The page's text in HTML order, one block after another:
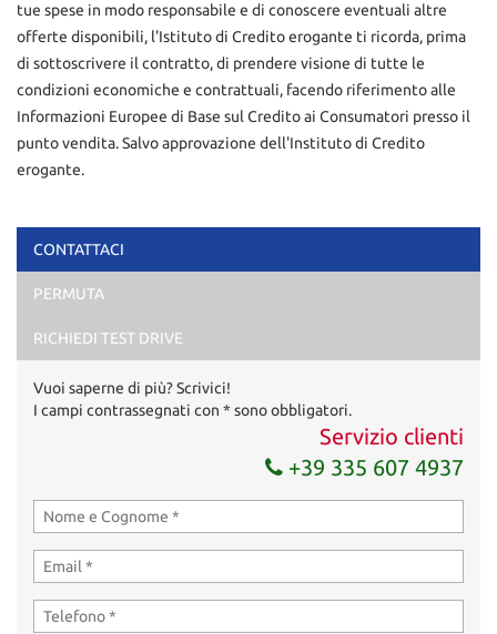
Ho letto e accettol'informativa privacy*
Acconsento al trattamento dei miei dati per finalità di
Invia la tua richiesta
tue spese in modo responsabile e di conoscere eventuali altre
offerte disponibili, l'Istituto di Credito erogante ti ricorda, prima
di sottoscrivere il contratto, di prendere visione di tutte le
condizioni economiche e contrattuali, facendo riferimento alle
Informazioni Europee di Base sul Credito ai Consumatori presso il
punto vendita. Salvo approvazione dell'Instituto di Credito
erogante.
CONTATTACI
PERMUTA
RICHIEDI TEST DRIVE
Vuoi saperne di più? Scrivici!
I campi contrassegnati con * sono obbligatori.
Servizio clienti
+39 335 607 4937